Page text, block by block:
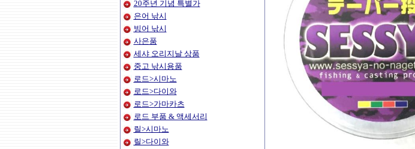
20주년 기념 특별가
은어 낚시
빙어 낚시
사은품
세샤 오리지날 상품
중고 낚시용품
로드>시마노
로드>다이와
로드>가마카츠
로드 부품 & 액세서리
릴>시마노
릴>다이와